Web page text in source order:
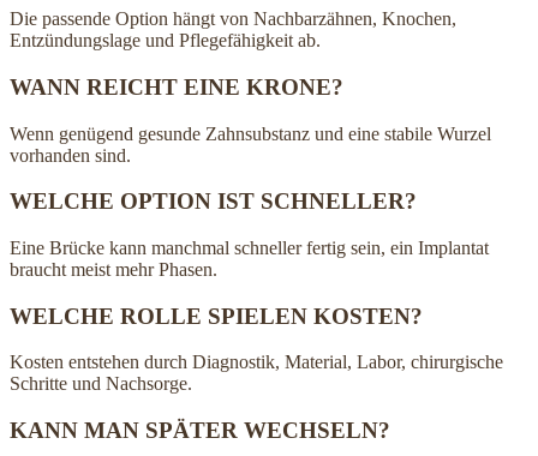
Die passende Option hängt von Nachbarzähnen, Knochen,
Entzündungslage und Pflegefähigkeit ab.
WANN REICHT EINE KRONE?
Wenn genügend gesunde Zahnsubstanz und eine stabile Wurzel
vorhanden sind.
WELCHE OPTION IST SCHNELLER?
Eine Brücke kann manchmal schneller fertig sein, ein Implantat
braucht meist mehr Phasen.
WELCHE ROLLE SPIELEN KOSTEN?
Kosten entstehen durch Diagnostik, Material, Labor, chirurgische
Schritte und Nachsorge.
KANN MAN SPÄTER WECHSELN?